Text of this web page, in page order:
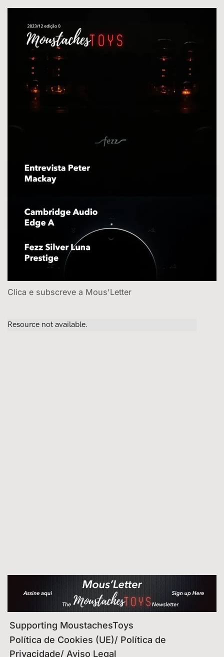
Clica e subscreve a Mous'Letter
Supporting MoustachesToys
Política de Cookies (UE)/ Política de
Privacidade/ Aviso Legal